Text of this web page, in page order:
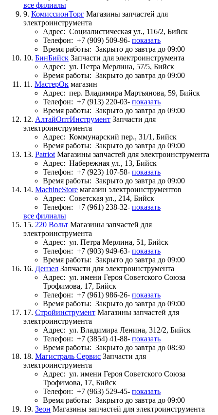
все филиалы
9. КомиссионТорг Магазины запчастей для
электроинструмента
Адрес: Социалистическая ул., 116/2, Бийск
Телефон: +7 (909) 509-96- показать
Время работы: Закрыто до завтра до 09:00
10. БинБийск Запчасти для электроинструмента
Адрес: ул. Петра Мерлина, 57/5, Бийск
Время работы: Закрыто до завтра до 09:00
11. МастерОк магазин
Адрес: пер. Владимира Мартьянова, 59, Бийск
Телефон: +7 (913) 220-03- показать
Время работы: Закрыто до завтра до 09:00
12. АлтайОптИнструмент Запчасти для
электроинструмента
Адрес: Коммунарский пер., 31/1, Бийск
Время работы: Закрыто до завтра до 09:00
13. Patriot Магазины запчастей для электроинструмента
Адрес: Набережная ул., 13, Бийск
Телефон: +7 (923) 107-58- показать
Время работы: Закрыто до завтра до 09:00
14. MachineStore магазин электроинструментов
Адрес: Советская ул., 214, Бийск
Телефон: +7 (961) 238-32- показать
все филиалы
15. 220 Вольт Магазины запчастей для
электроинструмента
Адрес: ул. Петра Мерлина, 51, Бийск
Телефон: +7 (903) 949-63- показать
Время работы: Закрыто до завтра до 09:00
16. Дензел Запчасти для электроинструмента
Адрес: ул. имени Героя Советского Союза
Трофимова, 17, Бийск
Телефон: +7 (961) 986-26- показать
Время работы: Закрыто до завтра до 09:00
17. Стройинструмент Магазины запчастей для
электроинструмента
Адрес: ул. Владимира Ленина, 312/2, Бийск
Телефон: +7 (3854) 41-88- показать
Время работы: Закрыто до завтра до 08:30
18. Магистраль Сервис Запчасти для
электроинструмента
Адрес: ул. имени Героя Советского Союза
Трофимова, 17, Бийск
Телефон: +7 (963) 529-45- показать
Время работы: Закрыто до завтра до 09:00
19. Зеон Магазины запчастей для электроинструмента